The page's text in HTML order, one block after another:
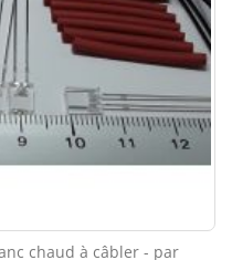
chaud à câbler - par